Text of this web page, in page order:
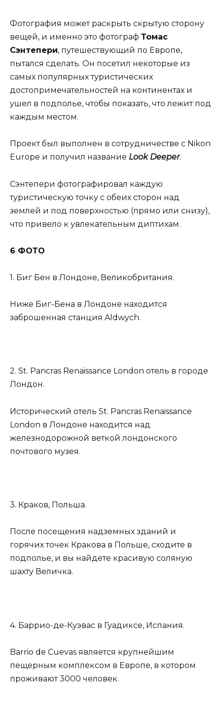
Фотография может раскрыть скрытую сторону
вещей, и именно это фотограф Томас
Сэнтепери, путешествующий по Европе,
пытался сделать. Он посетил некоторые из
самых популярных туристических
достопримечательностей на континентах и ​​
ушел в подполье, чтобы показать, что лежит под
каждым местом.
Проект был выполнен в сотрудничестве с Nikon
Europe и получил название Look Deeper.
Сэнтепери фотографировал каждую
туристическую точку с обеих сторон над
землей и под поверхностью (прямо или снизу),
что привело к увлекательным диптихам.
6 ФОТО
1. Биг Бен в Лондоне, Великобритания.
Ниже Биг-Бена в Лондоне находится
заброшенная станция Aldwych.
2. St. Pancras Renaissance London отель в городе
Лондон.
Исторический отель St. Pancras Renaissance
London в Лондоне находится над
железнодорожной веткой лондонского
почтового музея.
3. Краков, Польша.
После посещения надземных зданий и
горячих точек Кракова в Польше, сходите в
подполье, и вы найдете красивую соляную
шахту Величка.
4. Баррио-де-Куэвас в Гуадиксе, Испания.
Barrio de Cuevas является крупнейшим
пещерным комплексом в Европе, в котором
проживают 3000 человек.